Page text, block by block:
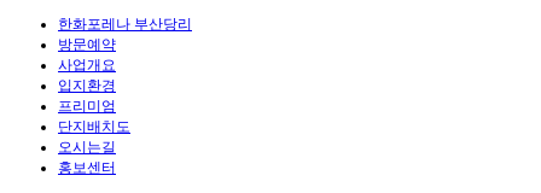
한화포레나 부산당리
방문예약
사업개요
입지환경
프리미엄
단지배치도
오시는길
홍보센터